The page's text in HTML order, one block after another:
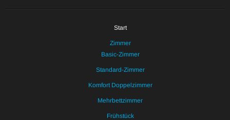
Start
Zimmer
Basic-Zimmer
Standard-Zimmer
Komfort Doppelzimmer
Mehrbettzimmer
Frühstück